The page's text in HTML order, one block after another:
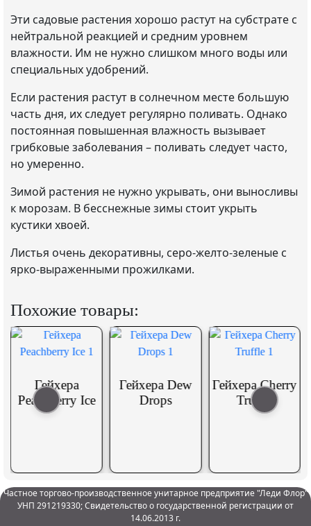
Эти садовые растения хорошо растут на субстрате с
нейтральной реакцией и средним уровнем
влажности. Им не нужно слишком много воды или
специальных удобрений.
Если растения растут в солнечном месте большую
часть дня, их следует регулярно поливать. Однако
постоянная повышенная влажность вызывает
грибковые заболевания – поливать следует часто,
но умеренно.
Зимой растения не нужно укрывать, они выносливы
к морозам. В бесснежные зимы стоит укрыть
кустики хвоей.
Листья очень декоративны, серо-желто-зеленые с
ярко-выраженными прожилками.
Похожие товары:
Гейхера
Peachberry Ice
Гейхера Dew
Drops
Гейхера Cherry
Truffle
Частное торгово-производственное унитарное предприятие "Леди Флор"
УНП 291219330; Свидетельство о государственной регистрации от
14.06.2013 г.